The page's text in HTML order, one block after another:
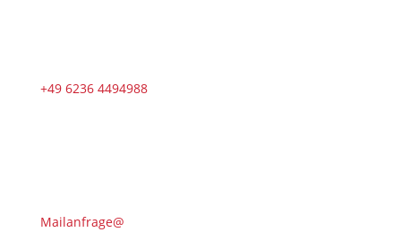
+49 6236 4494988
Mailanfrage@